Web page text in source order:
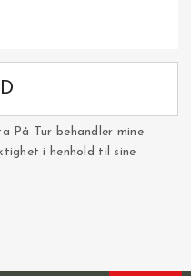
På Tur behandler mine
i henhold til sine